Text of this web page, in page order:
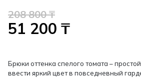
208 800 ₸
51 200 ₸
Брюки оттенка спелого томата –
ввести яркий цвет в повседневный